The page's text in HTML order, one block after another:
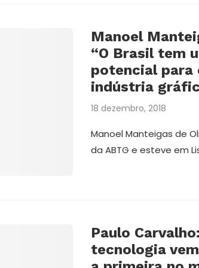
Manoel
“O Brasil tem
potencial para
indústria
18 dezembro, 2018
Manoel Manteigas de
da ABTG e esteve em
Paulo
tecnologia